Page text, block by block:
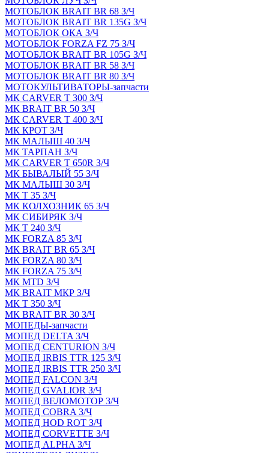
МОТОБЛОК BRAIT BR 68 З/Ч
МОТОБЛОК BRAIT BR 135G З/Ч
МОТОБЛОК ОКА З/Ч
МОТОБЛОК FORZA FZ 75 З/Ч
МОТОБЛОК BRAIT BR 105G З/Ч
МОТОБЛОК BRAIT BR 58 З/Ч
МОТОБЛОК BRAIT BR 80 З/Ч
МОТОКУЛЬТИВАТОРЫ-запчасти
МК CARVER Т 300 З/Ч
МК BRAIT BR 50 З/Ч
МК CARVER Т 400 З/Ч
МК КРОТ З/Ч
МК МАЛЫШ 40 З/Ч
МК ТАРПАН З/Ч
МК CARVER Т 650R З/Ч
МК БЫВАЛЫЙ 55 З/Ч
МК МАЛЫШ 30 З/Ч
МК Т 35 З/Ч
МК КОЛХОЗНИК 65 З/Ч
МК СИБИРЯК З/Ч
МК Т 240 З/Ч
МК FORZA 85 З/Ч
МК BRAIT BR 65 З/Ч
МК FORZA 80 З/Ч
МК FORZA 75 З/Ч
МК MТD З/Ч
МК BRAIT МКР З/Ч
МК Т 350 З/Ч
МК BRAIT BR 30 З/Ч
МОПЕДЫ-запчасти
МОПЕД DELTA З/Ч
МОПЕД CENTURION З/Ч
МОПЕД IRBIS TTR 125 З/Ч
МОПЕД IRBIS TTR 250 З/Ч
МОПЕД FALCON З/Ч
МОПЕД GVALIOR З/Ч
МОПЕД ВЕЛОМОТОР З/Ч
МОПЕД COBRA З/Ч
МОПЕД HOD ROT З/Ч
МОПЕД CORVETTE З/Ч
МОПЕД ALPHA З/Ч